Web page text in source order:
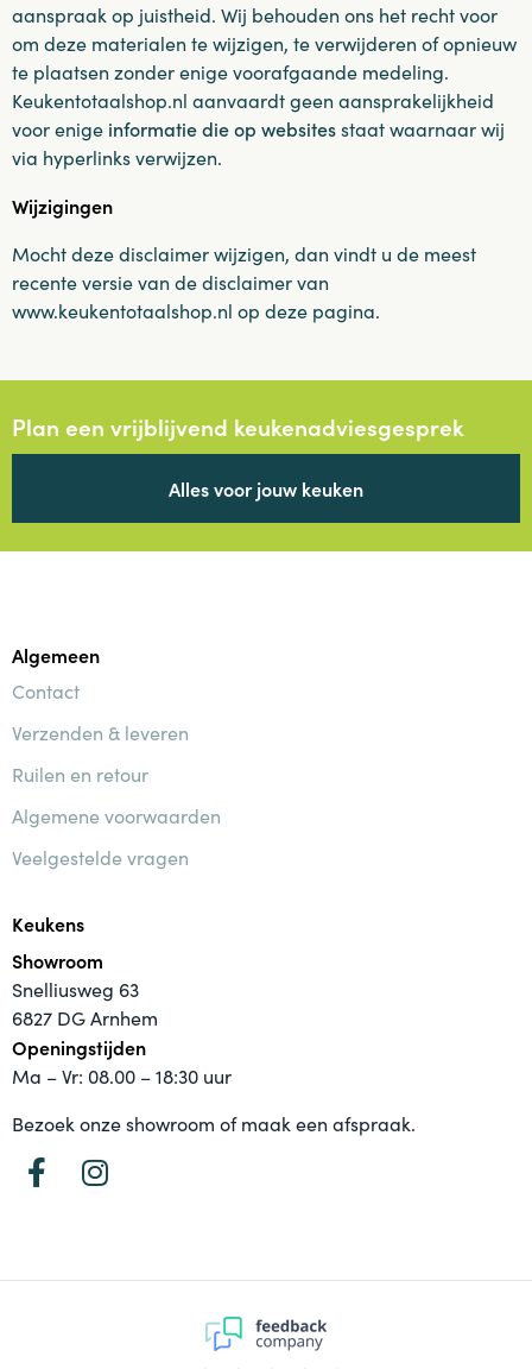
aanspraak op juistheid. Wij behouden ons het recht voor
om deze materialen te wijzigen, te verwijderen of opnieuw
te plaatsen zonder enige voorafgaande medeling.
Keukentotaalshop.nl aanvaardt geen aansprakelijkheid
voor enige informatie die op websitesstaat waarnaar wij
via hyperlinks verwijzen.
Wijzigingen
Mocht deze disclaimer wijzigen, dan vindt u de meest
recente versie van de disclaimer van
www.keukentotaalshop.nl op deze pagina.
Plan een vrijblijvend keukenadviesgesprek
Alles voor jouw keuken
Algemeen
Contact
Verzenden & leveren
Ruilen en retour
Algemene voorwaarden
Veelgestelde vragen
Keukens
Showroom
Snelliusweg 63
6827 DG Arnhem
Openingstijden
Ma – Vr: 08.00 – 18:30 uur
Bezoek onze showroom of maak een afspraak.